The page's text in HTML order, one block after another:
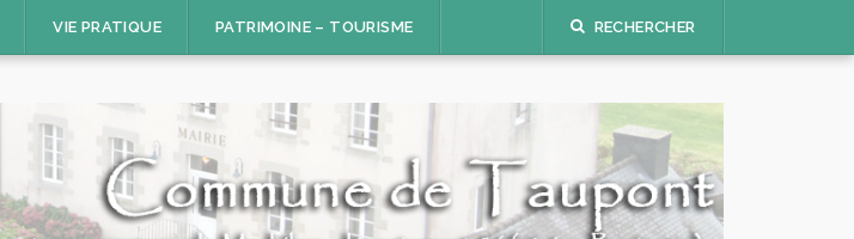
VIE PRATIQUE PATRIMOINE – TOURISME RECHERCHER